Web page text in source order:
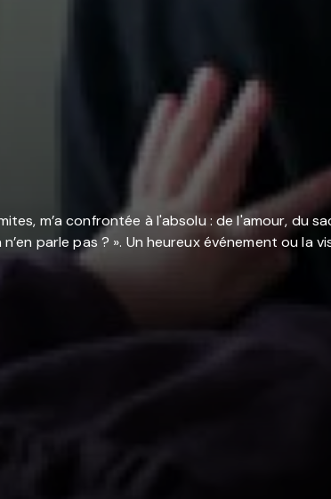
m’a confrontée à l'absolu : de l'amour, du
parle pas ? ». Un heureux événement ou la